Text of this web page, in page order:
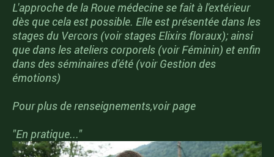
L'approche de la Roue médecine se fait à l'extérieur
dès que cela est possible. Elle est présentée dans les
stages du Vercors (voir stages Elixirs floraux); ainsi
que dans les ateliers corporels (voir Féminin) et enfin
dans des séminaires d'été (voir Gestion des
émotions)
Pour plus de renseignements,voir page
"En pratique..."